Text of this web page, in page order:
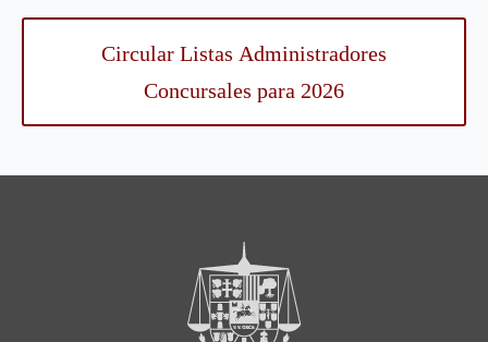
Circular Listas Administradores
Concursales para 2026